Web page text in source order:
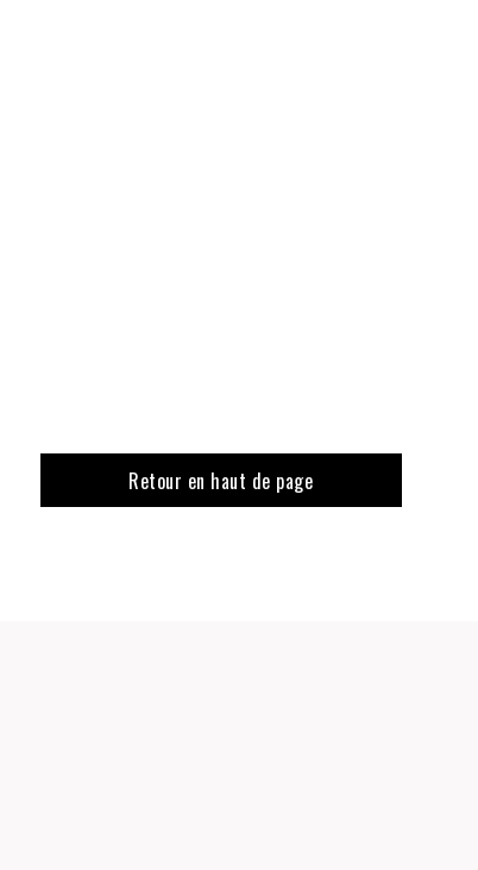
Retour en haut de page